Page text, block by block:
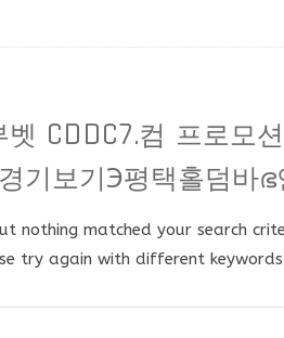
CDDC7.컴 프로모
기보기℈평택홀덤바
nothing matched your search
try again with different